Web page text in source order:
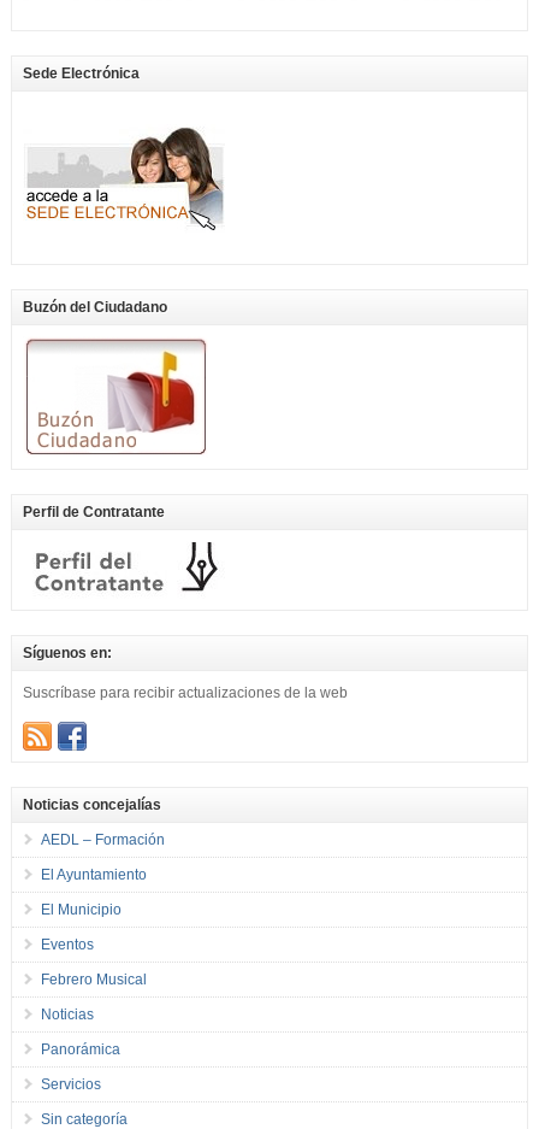
Sede Electrónica
Buzón del Ciudadano
Perfil de Contratante
Síguenos en:
Suscríbase para recibir actualizaciones de la web
Noticias concejalías
AEDL – Formación
El Ayuntamiento
El Municipio
Eventos
Febrero Musical
Noticias
Panorámica
Servicios
Sin categoría